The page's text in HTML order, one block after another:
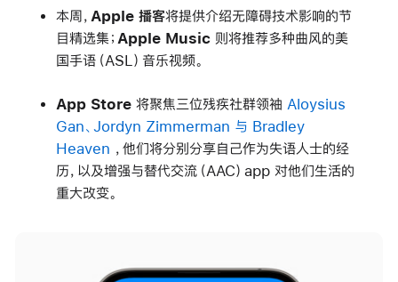
本周， Apple 播客将提供介绍无障碍技术影响的节
目精选集； Apple Music 则将推荐多种曲风的美
国手语（ASL）音乐视频。
App Store将聚焦三位残疾社群领袖 Aloysius
Gan、Jordyn Zimmerman 与 Bradley
Heaven ，他们将分别分享自己作为失语人士的经
历，以及增强与替代交流（AAC）app 对他们生活的
重大改变。